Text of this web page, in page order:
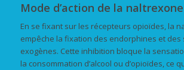
Mode d’action de la naltrexone
En se fixant sur les récepteurs opioïdes, la
empêche la fixation des endorphines et des
exogènes. Cette inhibition bloque la
la consommation d’alcool ou d’opioïdes, ce